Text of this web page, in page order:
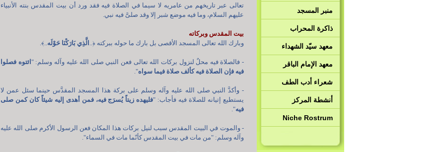
منبر المسجد
ذاكرة المحراب
معهد سيّد الشهداء
معهد الإمام الباقر
شعراء أدب الطف
أنشطة المركز
Niche Rostrum
تعالى عبر تاريخهم من عامريه لا سيما في الصلاة فيه فقد ورد أن بيت المقدس بنته الأنبياء
عليهم السلام، وما فيه موضع شبر إلا وقد صلىَّ فيه نبي.
بيت المقدس وبركاته
وبارك الله تعالى المسجد الأقصى بل بارك ما حوله ببركته ﴿.. الَّذِي بَارَكْنَا حَوْلَه..﴾.
- فالصلاة فيه محلٌ لنزول بركات الله تعالى فعن النبي صلى الله عليه وآله وسلم: " ائتوه فصلوا
فيه فإن الصلاة فيه كألف صلاة فيما سواه".
- وأكدَّ النبي صلى الله عليه وآله وسلم على بركة هذا المسجد المقدَّس حينما سئل عمن لا
يستطيع إتيانه للصلاة فيه فأجاب: "فليهده زيتاً يُسرَج فيه، فمن أهدى إليه شيئاً كان كمن صلى
فيه".
- والموت في البيت المقدس سبب لنيل بركات هذا المكان فعن الرسول الأكرم صلى الله عليه
وآله وسلم: "من مات في بيت المقدس كأنّما مات في السماء".